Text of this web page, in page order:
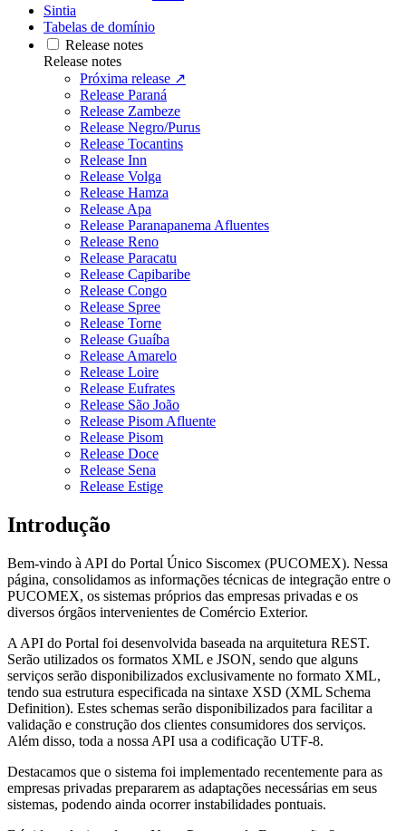
Sintia
Tabelas de domínio
Release notes
Release notes
Próxima release ↗
Release Paraná
Release Zambeze
Release Negro/Purus
Release Tocantins
Release Inn
Release Volga
Release Hamza
Release Apa
Release Paranapanema Afluentes
Release Reno
Release Paracatu
Release Capibaribe
Release Congo
Release Spree
Release Torne
Release Guaíba
Release Amarelo
Release Loire
Release Eufrates
Release São João
Release Pisom Afluente
Release Pisom
Release Doce
Release Sena
Release Estige
Introdução
Bem-vindo à API do Portal Único Siscomex (PUCOMEX). Nessa
página, consolidamos as informações técnicas de integração entre o
PUCOMEX, os sistemas próprios das empresas privadas e os
diversos órgãos intervenientes de Comércio Exterior.
A API do Portal foi desenvolvida baseada na arquitetura REST.
Serão utilizados os formatos XML e JSON, sendo que alguns
serviços serão disponibilizados exclusivamente no formato XML,
tendo sua estrutura especificada na sintaxe XSD (XML Schema
Definition). Estes schemas serão disponibilizados para facilitar a
validação e construção dos clientes consumidores dos serviços.
Além disso, toda a nossa API usa a codificação UTF-8.
Destacamos que o sistema foi implementado recentemente para as
empresas privadas prepararem as adaptações necessárias em seus
sistemas, podendo ainda ocorrer instabilidades pontuais.